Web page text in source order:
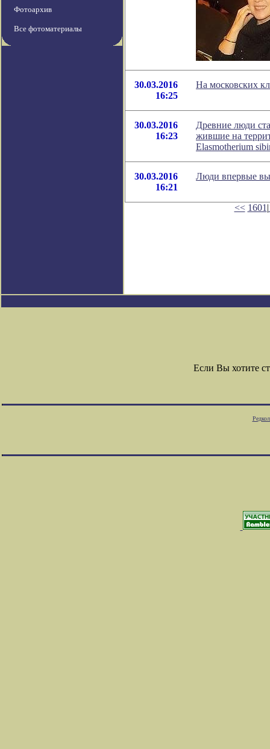
Фотоархив
Все фотоматериалы
30.03.2016
16:25
На московских
30.03.2016
16:23
Древние люди
жившие на
Elasmotherium
30.03.2016
16:21
Люди впервые
<< 1601 |
Если Вы хотите